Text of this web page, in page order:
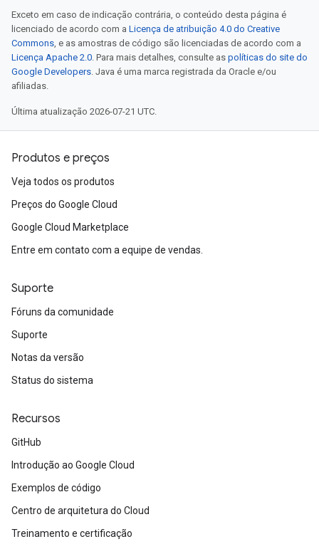
Exceto em caso de indicação contrária, o conteúdo desta página é
licenciado de acordo com a Licença de atribuição 4.0 do Creative
Commons, e as amostras de código são licenciadas de acordo com a
Licença Apache 2.0. Para mais detalhes, consulte as políticas do site do
Google Developers. Java é uma marca registrada da Oracle e/ou
afiliadas.
Última atualização 2026-07-21 UTC.
Produtos e preços
Veja todos os produtos
Preços do Google Cloud
Google Cloud Marketplace
Entre em contato com a equipe de vendas.
Suporte
Fóruns da comunidade
Suporte
Notas da versão
Status do sistema
Recursos
GitHub
Introdução ao Google Cloud
Exemplos de código
Centro de arquitetura do Cloud
Treinamento e certificação